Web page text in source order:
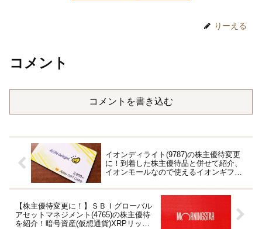
りーえる
コメント
コメントを書き込む
イオンディライト(9787)の株主優待変更
に！到着した株主優待品と併せて紹介、
イオンモールなので使えるイオンギフト
【株主優待変更に！】ＳＢＩグローバル
アセットマネジメント(4765)の株主優待
を紹介！暗号資産(仮想通貨)XRPリップ